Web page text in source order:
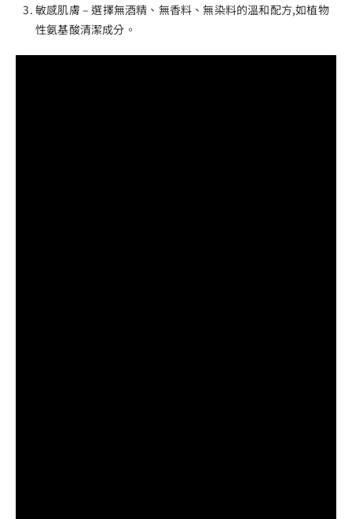
敏感肌膚 – 選擇無酒精、無香料、無染料的溫和配方,如植物
性氨基酸清潔成分。